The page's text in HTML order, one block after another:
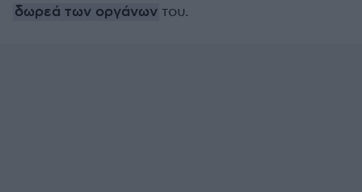
δωρεά των οργάνων του.